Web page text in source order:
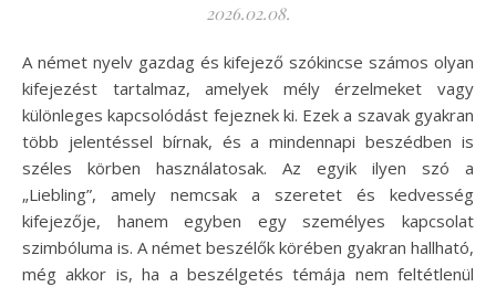
2026.02.08.
A német nyelv gazdag és kifejező szókincse számos olyan
kifejezést tartalmaz, amelyek mély érzelmeket vagy
különleges kapcsolódást fejeznek ki. Ezek a szavak gyakran
több jelentéssel bírnak, és a mindennapi beszédben is
széles körben használatosak. Az egyik ilyen szó a
„Liebling”, amely nemcsak a szeretet és kedvesség
kifejezője, hanem egyben egy személyes kapcsolat
szimbóluma is. A német beszélők körében gyakran hallható,
még akkor is, ha a beszélgetés témája nem feltétlenül